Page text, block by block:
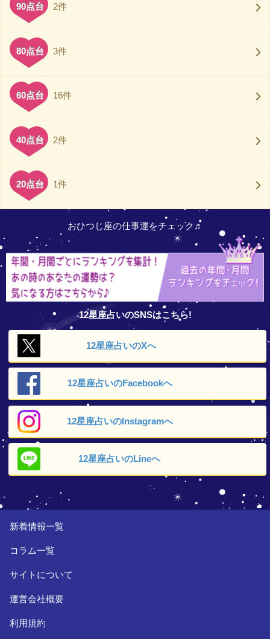
90点台 2件
80点台 3件
60点台 16件
40点台 2件
20点台 1件
おひつじ座の仕事運をチェック♬
12星座占いのSNSはこちら!
12星座占いのXへ
12星座占いのFacebookへ
12星座占いのInstagramへ
12星座占いのLineへ
新着情報一覧
コラム一覧
サイトについて
運営会社概要
利用規約